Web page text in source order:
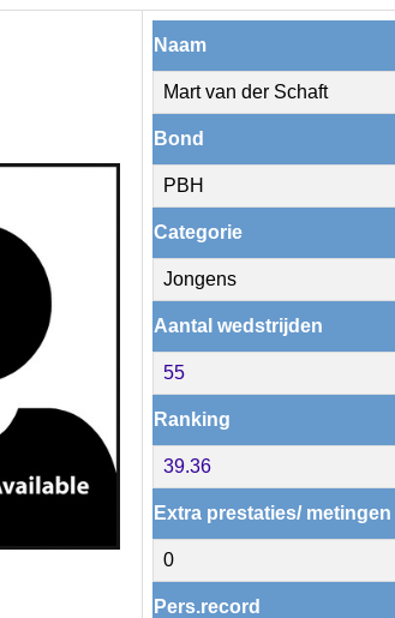
Naam
Mart van der Schaft
Bond
PBH
Categorie
Jongens
Aantal wedstrijden
55
Ranking
39.36
Extra prestaties/ metingen
0
Pers.record